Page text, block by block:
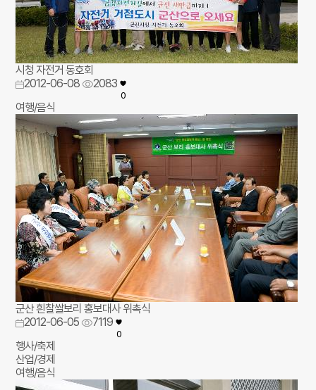
시청 자전거 동호회
2012-06-08
2083
0
여행/음식
군산 흰찰쌀보리 홍보대사 위촉식
2012-06-05
7119
0
행사/축제
산업/경제
여행/음식